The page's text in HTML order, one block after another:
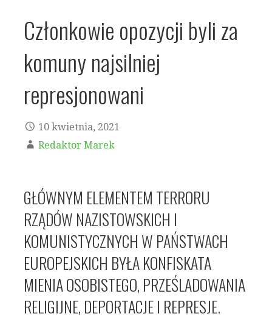
Członkowie opozycji byli za
komuny najsilniej
represjonowani
10 kwietnia, 2021
Redaktor Marek
GŁÓWNYM ELEMENTEM TERRORU
RZĄDÓW NAZISTOWSKICH I
KOMUNISTYCZNYCH W PAŃSTWACH
EUROPEJSKICH BYŁA KONFISKATA
MIENIA OSOBISTEGO, PRZEŚLADOWANIA
RELIGIJNE, DEPORTACJE I REPRESJE.